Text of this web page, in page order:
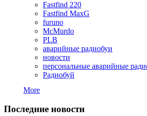
Fastfind 220
Fastfind MaxG
furuno
McMurdo
PLB
аварийные радиобуи
новости
персональные аварийные
Радиобуй
More
Последние новости